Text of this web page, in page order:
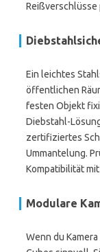
Reißverschlüsse
Ein leichtes
öffentlichen
festen Objekt
Diebstahl-
zertifiziertes
Ummantelung.
Kompatibilität
Modulare
Wenn du